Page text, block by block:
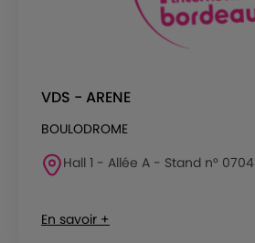
VDS - ARENE
BOULODROME
Hall 1 - Allée A - Stand n° 0704
En savoir +